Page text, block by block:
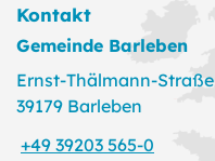
Kontakt
Gemeinde Barleben
Ernst-Thälmann-
39179 Barleben
+49 39203 565-0